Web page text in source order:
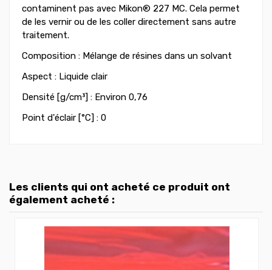
contaminent pas avec Mikon® 227 MC. Cela permet
de les vernir ou de les coller directement sans autre
traitement.
Composition : Mélange de résines dans un solvant
Aspect : Liquide clair
Densité [g/cm³] : Environ 0,76
Point d'éclair [°C] : 0
Les clients qui ont acheté ce produit ont
également acheté :